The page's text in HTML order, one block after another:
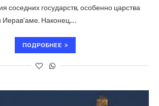
соседних государств, особенно царства
Иерав’аме. Наконец,…
ПОДРОБНЕЕ